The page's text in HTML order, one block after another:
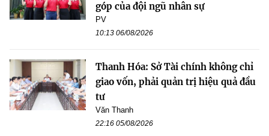
góp của đội ngũ nhân sự
PV
10:13 06/08/2026
Thanh Hóa: Sở Tài chính không chỉ
giao vốn, phải quản trị hiệu quả đầu
tư
Văn Thanh
22:16 05/08/2026